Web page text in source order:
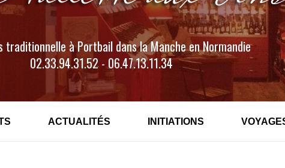
traditionnelle à Portbail dans la Manche en Normandie
02.33.94.31.52 - 06.47.13.11.34
ACTUALITÉS INITIATIONS